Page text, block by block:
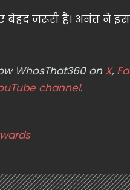
जरूरी है। अनंत ने
WhosThat360 on X,
channel.